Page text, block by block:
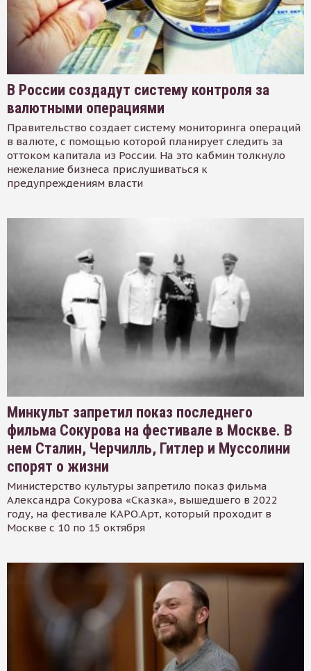
В России создадут систему контроля за
валютными операциями
Правительство создает систему мониторинга операций
в валюте, с помощью которой планирует следить за
оттоком капитала из России. На это кабмин толкнуло
нежелание бизнеса прислушиваться к
предупреждениям власти
Минкульт запретил показ последнего
фильма Сокурова на фестивале в Москве. В
нем Сталин, Черчилль, Гитлер и Муссолини
спорят о жизни
Министерство культуры запретило показ фильма
Александра Сокурова «Сказка», вышедшего в 2022
году, на фестивале КАРО.Арт, который проходит в
Москве с 10 по 15 октября